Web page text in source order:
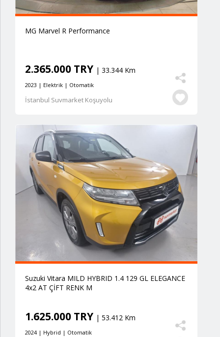
MG Marvel R Performance
2.365.000 TRY | 33.344 Km
2023 | Elektrik | Otomatik
İstanbul Suvmarket Koşuyolu
Suzuki Vitara MILD HYBRID 1.4 129 GL ELEGANCE
4x2 AT ÇİFT RENK M
1.625.000 TRY | 53.412 Km
2024 | Hybrid | Otomatik